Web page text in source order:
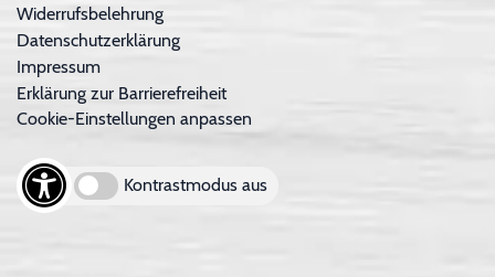
Widerrufsbelehrung
Datenschutzerklärung
Impressum
Erklärung zur Barrierefreiheit
Cookie-Einstellungen anpassen
Kontrastmodus aus